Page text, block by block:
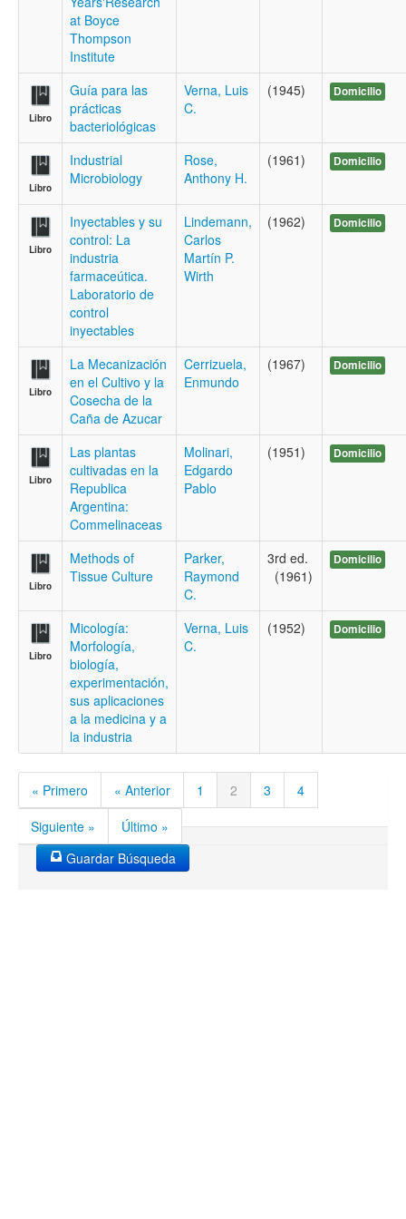
at Boyce
Thompson
Institute
Libro
Guía para las
prácticas
bacteriológicas
Verna, Luis
C.
(1945) Domicilio
Libro
Industrial
Microbiology
Rose,
Anthony H.
(1961) Domicilio
Libro
Inyectables y su
control: La
industria
farmaceútica.
Laboratorio de
control
inyectables
Lindemann,
Carlos
Martín P.
Wirth
(1962) Domicilio
Libro
La Mecanización
en el Cultivo y la
Cosecha de la
Caña de Azucar
Cerrizuela,
Enmundo
(1967) Domicilio
Libro
Las plantas
cultivadas en la
Republica
Argentina:
Commelinaceas
Molinari,
Edgardo
Pablo
(1951) Domicilio
Libro
Methods of
Tissue Culture
Parker,
Raymond
C.
3rd ed.
(1961)
Domicilio
Libro
Micología:
Morfología,
biología,
experimentación,
sus aplicaciones
a la medicina y a
la industria
Verna, Luis
C.
(1952) Domicilio
« Primero « Anterior 1 2 3
4
Siguiente »
Último »
Guardar Búsqueda